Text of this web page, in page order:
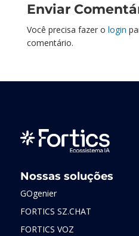
Enviar
Você precisa fazer o login
comentário.
Nossas soluções
GOgenier
FORTICS SZ.CHAT
FORTICS VOZ